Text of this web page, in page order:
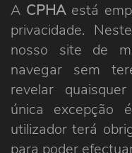
A CPHAestá
privacidade.
nosso site de
navegar sem
revelar
única excepção
utilizador terá
para poder